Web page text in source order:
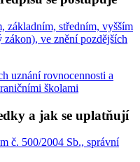
základním, středním, vyšším
ve znění pozdějších
uznání rovnocennosti a
školami
a jak se uplatňují
č. 500/2004 Sb., správní